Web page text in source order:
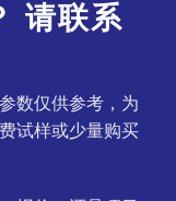
请联系
数仅供参考，为
试样或少量购买